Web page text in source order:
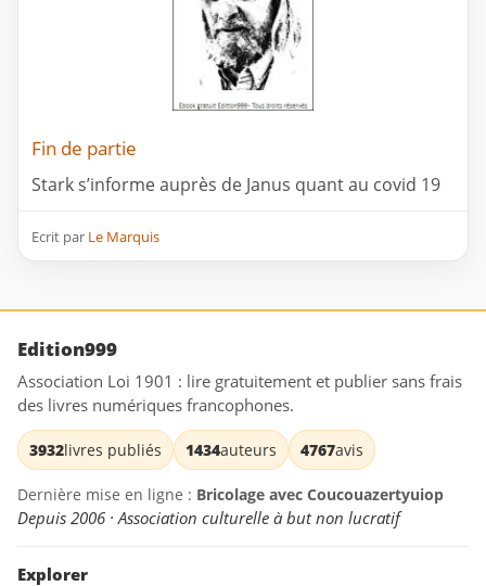
Fin de partie
Stark s’informe auprès de Janus quant au covid 19
Ecrit par Le Marquis
Edition999
Association Loi 1901 : lire gratuitement et publier sans frais
des livres numériques francophones.
3932livres publiés 1434auteurs 4767avis
Dernière mise en ligne : Bricolage avec Coucouazertyuiop
Depuis 2006 · Association culturelle à but non lucratif
Explorer